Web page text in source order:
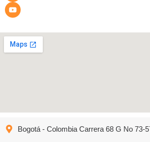
Bogotá - Colombia Carrera 68 G No 73-